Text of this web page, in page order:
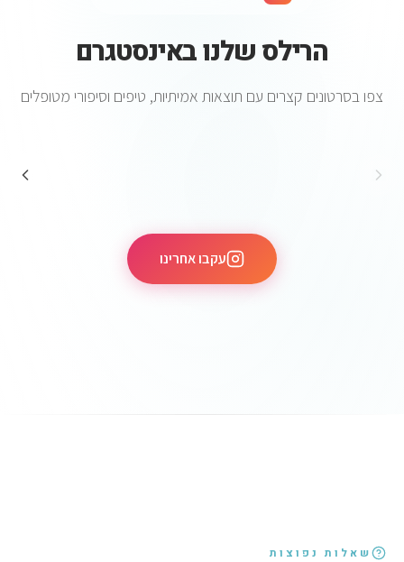
הרילס שלנו באינסטגרם
צפו בסרטונים קצרים עם תוצאות אמיתיות, טיפים וסיפורי מטופלים
עקבו אחרינו
שאלות נפוצות